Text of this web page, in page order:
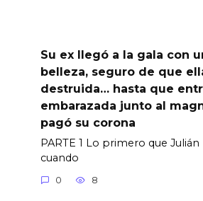
Su ex llegó a la gala con
belleza, seguro de que
destruida… hasta que
embarazada junto al
pagó su corona
PARTE 1 Lo primero que Julián
cuando
0 8